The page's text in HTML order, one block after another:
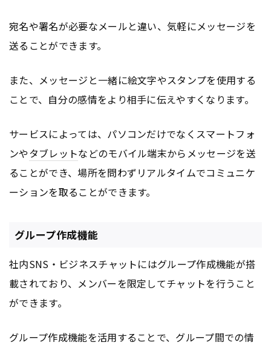
宛名や署名が必要なメールと違い、気軽にメッセージを
送ることができます。
また、メッセージと一緒に絵文字やスタンプを使用する
ことで、自分の感情をより相手に伝えやすくなります。
サービスによっては、パソコンだけでなくスマートフォ
ンやタブレットなどのモバイル端末からメッセージを送
ることができ、場所を問わずリアルタイムでコミュニケ
ーションを取ることができます。
グループ作成機能
社内SNS・ビジネスチャットにはグループ作成機能が搭
載されており、メンバーを限定してチャットを行うこと
ができます。
グループ作成機能を活用することで、グループ間での情